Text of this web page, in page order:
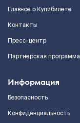
Главное о Купибилете
Контакты
Пресс-центр
Партнерская программа
Информация
Безопасность
Конфиденциальность